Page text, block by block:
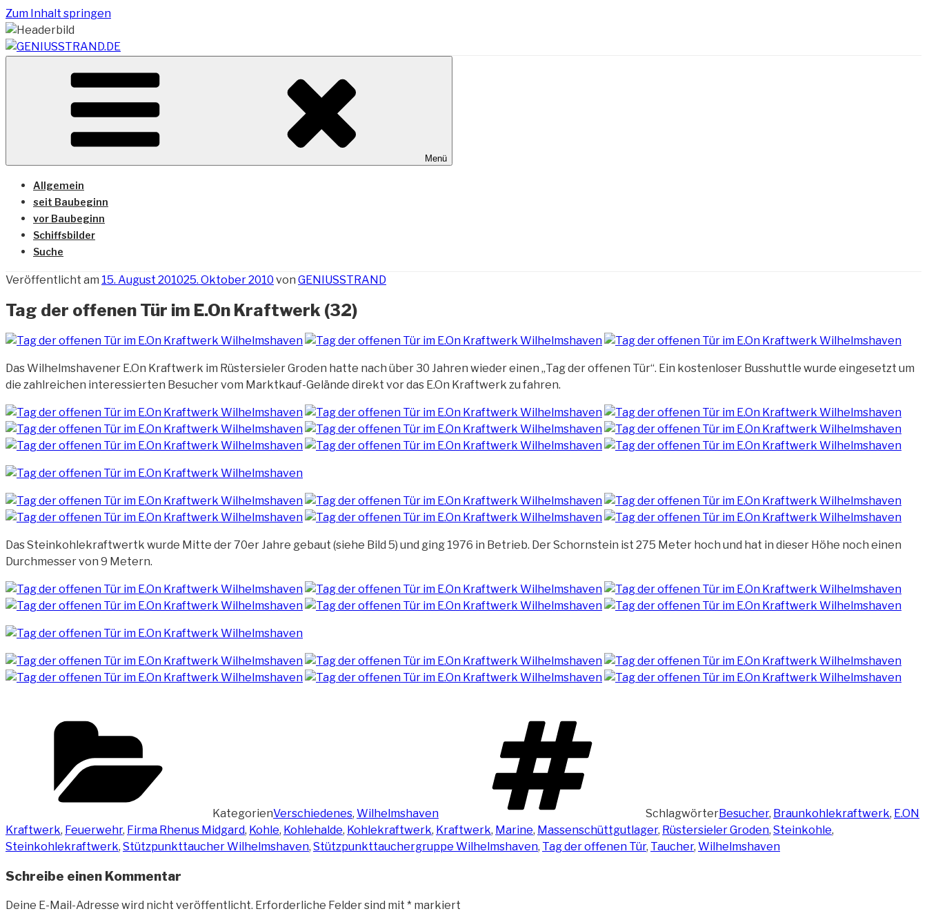
Zum Inhalt springen
GENIUSSTRAND.DE
Vom Geniusstrand zum JadeWeserPort/Container Terminal Wilhelmshaven
Menü
Allgemein
seit Baubeginn
vor Baubeginn
Schiffsbilder
Suche
Veröffentlicht am 15. August 201025. Oktober 2010 von GENIUSSTRAND
Tag der offenen Tür im E.On Kraftwerk (32)
Das Wilhelmshavener E.On Kraftwerk im Rüstersieler Groden hatte nach über 30 Jahren wieder einen „Tag der offenen Tür“. Ein kostenloser Busshuttle wurde eingesetzt um
die zahlreichen interessierten Besucher vom Marktkauf-Gelände direkt vor das E.On Kraftwerk zu fahren.
Das Steinkohlekraftwertk wurde Mitte der 70er Jahre gebaut (siehe Bild 5) und ging 1976 in Betrieb. Der Schornstein ist 275 Meter hoch und hat in dieser Höhe noch einen
Durchmesser von 9 Metern.
KategorienVerschiedenes, Wilhelmshaven SchlagwörterBesucher, Braunkohlekraftwerk, E.ON
Kraftwerk, Feuerwehr, Firma Rhenus Midgard, Kohle, Kohlehalde, Kohlekraftwerk, Kraftwerk, Marine, Massenschüttgutlager, Rüstersieler Groden, Steinkohle,
Steinkohlekraftwerk, Stützpunkttaucher Wilhelmshaven, Stützpunkttauchergruppe Wilhelmshaven, Tag der offenen Tür, Taucher, Wilhelmshaven
Schreibe einen Kommentar
Deine E-Mail-Adresse wird nicht veröffentlicht. Erforderliche Felder sind mit * markiert